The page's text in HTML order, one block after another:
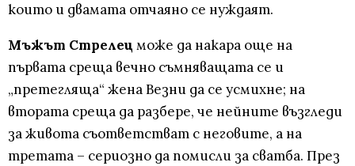
които и двамата отчаяно се нуждаят.
Мъжът Стрелец може да накара още на
първата среща вечно съмняващата се и
„претегляща“ жена Везни да се усмихне; на
втората среща да разбере, че нейните възгледи
за живота съответстват с неговите, а на
третата – сериозно да помисли за сватба. През